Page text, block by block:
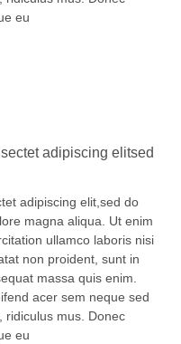
eu
adipiscing elitsed
adipiscing elit,sed do
magna aliqua. Ut enim
ullamco laboris nisi
non proident, sunt in
massa quis enim.
acer sem neque sed
ridiculus mus. Donec
eu